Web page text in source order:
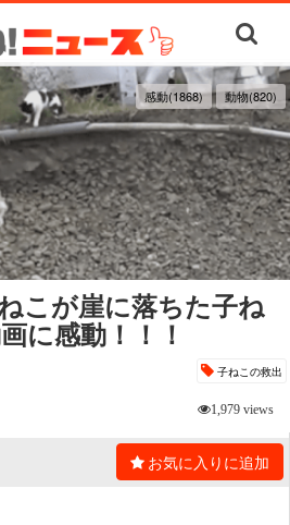
感動(1868) 動物(820)
こが崖に落ちた子ね
に感動！！！
子ねこの救出
1,979 views
お気に入りに追加